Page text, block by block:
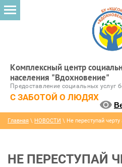
Комплексный центр
населения "Вдохновение"
Предоставление социальных услуг
С ЗАБОТОЙ О ЛЮДЯХ
Главная \ НОВОСТИ \ Не переступай черту
НЕ ПЕРЕСТУПАЙ